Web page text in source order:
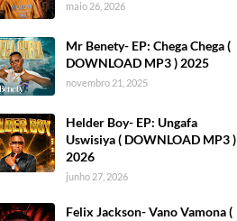
maio 26, 2026
Mr Benety- EP: Chega Chega (
DOWNLOAD MP3 ) 2025
novembro 21, 2025
Helder Boy- EP: Ungafa
Uswisiya ( DOWNLOAD MP3 )
2026
junho 27, 2026
Felix Jackson- Vano Vamona (